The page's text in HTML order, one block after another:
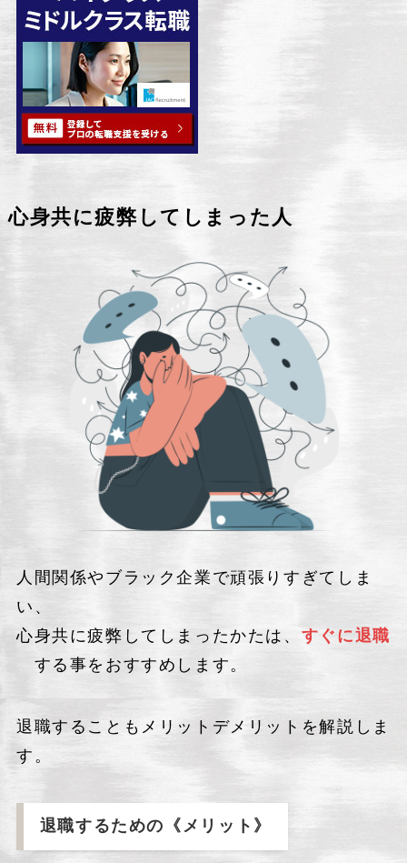
心身共に疲弊してしまった人
人間関係やブラック企業で頑張りすぎてしま
い、
心身共に疲弊してしまったかたは、 すぐに退職
する事をおすすめします。
退職することもメリットデメリットを解説しま
す。
退職するための 《メリット》